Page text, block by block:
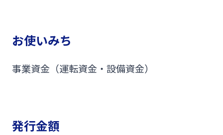
お使いみち
事業資金（運転資金・設備資金）
発行金額